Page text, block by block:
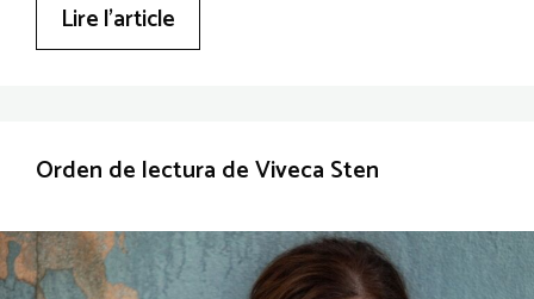
Lire l’article
Orden de lectura de Viveca Sten